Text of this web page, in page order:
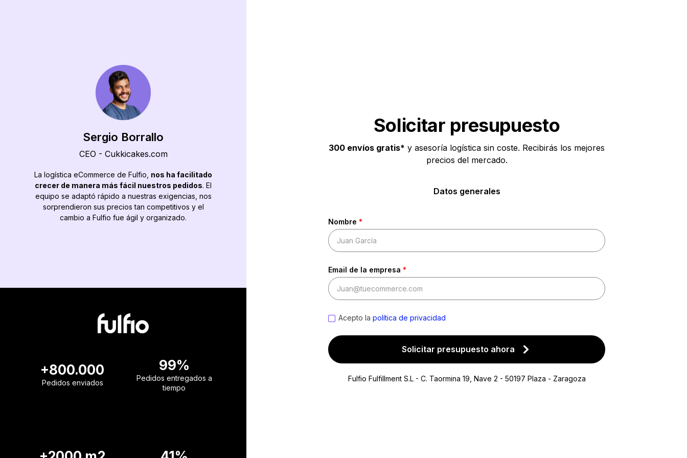
Sergio Borrallo
CEO - Cukkicakes.com
La logística eCommerce de Fulfio, nos ha facilitado
crecer de manera más fácil nuestros pedidos. El
equipo se adaptó rápido a nuestras exigencias, nos
sorprendieron sus precios tan competitivos y el
cambio a Fulfio fue ágil y organizado.
+800.000
Pedidos enviados
99%
Pedidos entregados a
tiempo
Solicitar presupuesto
300 envíos gratis* y asesoría logística sin coste. Recibirás los mejores
precios del mercado.
Datos generales
Nombre*
Email de la empresa*
Acepto lapolítica de privacidad
Solicitar presupuesto ahora
Fulfio Fulfillment S.L - C. Taormina 19, Nave 2 - 50197 Plaza - Zaragoza